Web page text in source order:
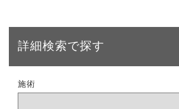
詳細検索で探す
施術